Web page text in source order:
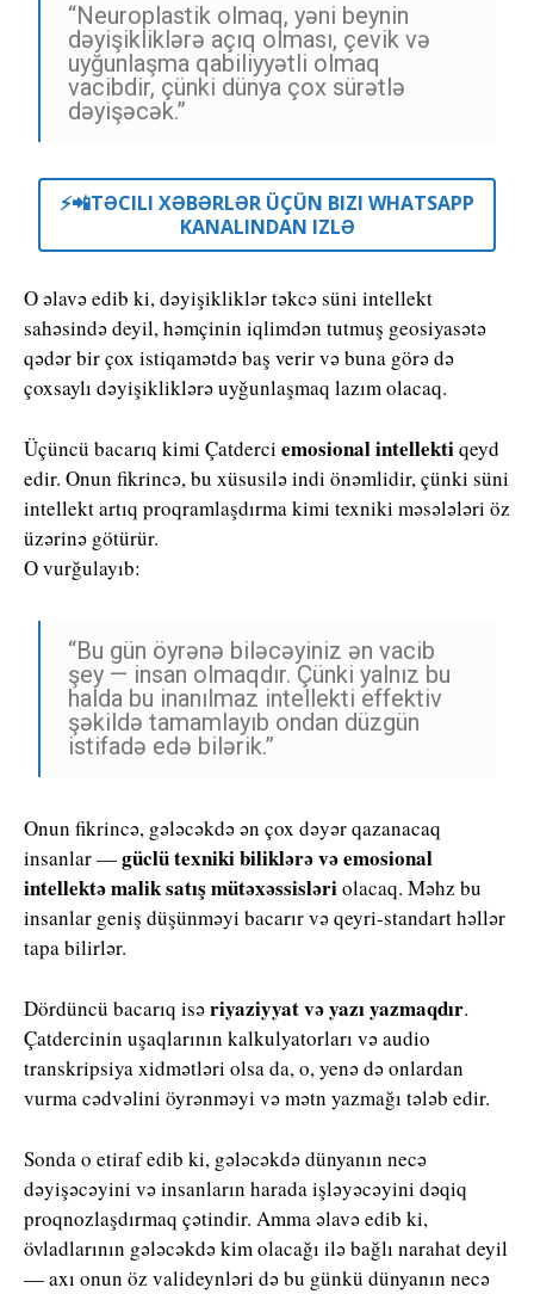
“Neuroplastik olmaq, yəni beynin
dəyişikliklərə açıq olması, çevik və
uyğunlaşma qabiliyyətli olmaq
vacibdir, çünki dünya çox sürətlə
dəyişəcək.”
⚡️📲TƏCILI XƏBƏRLƏR ÜÇÜN BIZI WHATSAPP
KANALINDAN IZLƏ
O əlavə edib ki, dəyişikliklər təkcə süni intellekt
sahəsində deyil, həmçinin iqlimdən tutmuş geosiyasətə
qədər bir çox istiqamətdə baş verir və buna görə də
çoxsaylı dəyişikliklərə uyğunlaşmaq lazım olacaq.
Üçüncü bacarıq kimi Çatderci emosional intellektiqeyd
edir. Onun fikrincə, bu xüsusilə indi önəmlidir, çünki süni
intellekt artıq proqramlaşdırma kimi texniki məsələləri öz
üzərinə götürür.
O vurğulayıb:
“Bu gün öyrənə biləcəyiniz ən vacib
şey — insan olmaqdır. Çünki yalnız bu
halda bu inanılmaz intellekti effektiv
şəkildə tamamlayıb ondan düzgün
istifadə edə bilərik.”
Onun fikrincə, gələcəkdə ən çox dəyər qazanacaq
insanlar —güclü texniki biliklərə və emosional
intellektə malik satış mütəxəssisləriolacaq. Məhz bu
insanlar geniş düşünməyi bacarır və qeyri-standart həllər
tapa bilirlər.
Dördüncü bacarıq isəriyaziyyat və yazı yazmaqdır.
Çatdercinin uşaqlarının kalkulyatorları və audio
transkripsiya xidmətləri olsa da, o, yenə də onlardan
vurma cədvəlini öyrənməyi və mətn yazmağı tələb edir.
Sonda o etiraf edib ki, gələcəkdə dünyanın necə
dəyişəcəyini və insanların harada işləyəcəyini dəqiq
proqnozlaşdırmaq çətindir. Amma əlavə edib ki,
övladlarının gələcəkdə kim olacağı ilə bağlı narahat deyil
— axı onun öz valideynləri də bu günkü dünyanın necə